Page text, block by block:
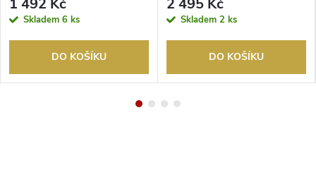
Skladem 6 ks
DO KOŠÍKU
Skladem 2 ks
DO KOŠÍKU